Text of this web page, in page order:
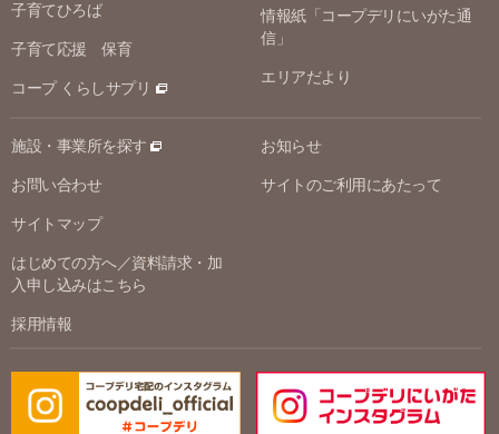
子育てひろば
子育て応援 保育
コープ くらしサプリ
情報紙「コープデリにいがた通
信」
エリアだより
施設・事業所を探す
お問い合わせ
サイトマップ
はじめての方へ／資料請求・加
入申し込みはこちら
採用情報
お知らせ
サイトのご利用にあたって